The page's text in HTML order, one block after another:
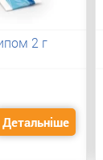
2 г
Детальніше